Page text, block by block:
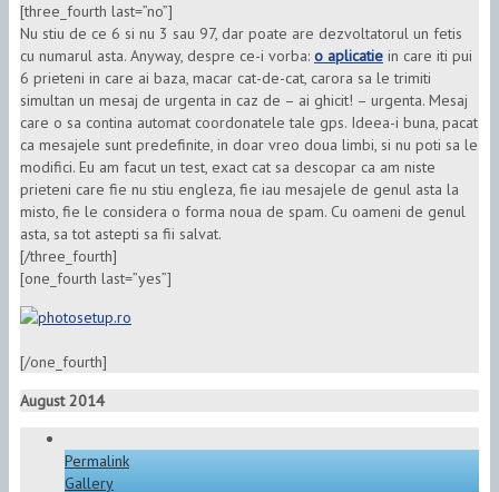
[three_fourth last=”no”]
Nu stiu de ce 6 si nu 3 sau 97, dar poate are dezvoltatorul un fetis
cu numarul asta. Anyway, despre ce-i vorba: o aplicatie in care iti pui
6 prieteni in care ai baza, macar cat-de-cat, carora sa le trimiti
simultan un mesaj de urgenta in caz de – ai ghicit! – urgenta. Mesaj
care o sa contina automat coordonatele tale gps. Ideea-i buna, pacat
ca mesajele sunt predefinite, in doar vreo doua limbi, si nu poti sa le
modifici. Eu am facut un test, exact cat sa descopar ca am niste
prieteni care fie nu stiu engleza, fie iau mesajele de genul asta la
misto, fie le considera o forma noua de spam. Cu oameni de genul
asta, sa tot astepti sa fii salvat.
[/three_fourth]
[one_fourth last=”yes”]
[/one_fourth]
August 2014
Permalink
Gallery